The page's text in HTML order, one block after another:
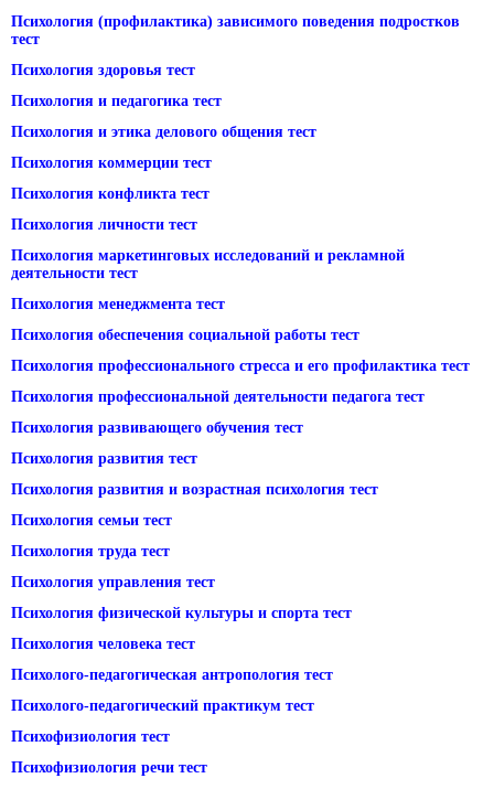
Психология (профилактика) зависимого поведения подростков
тест
Психология здоровья тест
Психология и педагогика тест
Психология и этика делового общения тест
Психология коммерции тест
Психология конфликта тест
Психология личности тест
Психология маркетинговых исследований и рекламной
деятельности тест
Психология менеджмента тест
Психология обеспечения социальной работы тест
Психология профессионального стресса и его профилактика тест
Психология профессиональной деятельности педагога тест
Психология развивающего обучения тест
Психология развития тест
Психология развития и возрастная психология тест
Психология семьи тест
Психология труда тест
Психология управления тест
Психология физической культуры и спорта тест
Психология человека тест
Психолого-педагогическая антропология тест
Психолого-педагогический практикум тест
Психофизиология тест
Психофизиология речи тест